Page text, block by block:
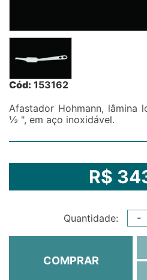
Cód: 153162
Afastador Hohmann, lâmina
½ ", em aço inoxidável.
R$
Quantidade: -
COMPRAR